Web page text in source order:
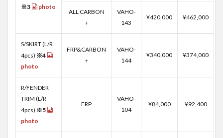
※3
photo
ALL CARBON
＋
VAHO-
143
¥420,000 ¥462,000
S/SKIRT (L/R
4pcs) ※4
photo
FRP&CARBON
＋
VAHO-
144
¥340,000 ¥374,000
R/FENDER
TRIM (L/R
4pcs) ※5
photo
FRP
VAHO-
104
¥84,000 ¥92,400